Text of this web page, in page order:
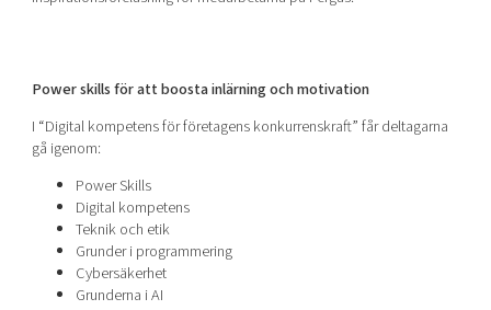
Power skills för att boosta inlärning och motivation
I “Digital kompetens för företagens konkurrenskraft” får deltagarna
gå igenom:
Power Skills
Digital kompetens
Teknik och etik
Grunder i programmering
Cybersäkerhet
Grunderna i AI